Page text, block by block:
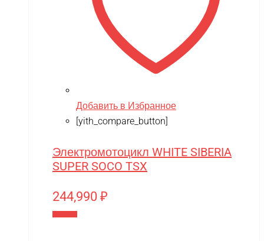
Добавить в Избранное
[yith_compare_button]
Электромотоцикл WHITE SIBERIA
SUPER SOCO TSX
244,990 ₽